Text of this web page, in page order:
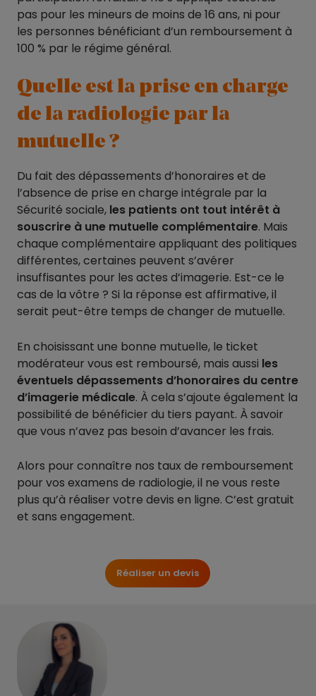
pas pour les mineurs de moins de 16 ans, ni pour
les personnes bénéficiant d’un remboursement à
100 % par le régime général.
Quelle est la prise en charge
de la radiologie par la
mutuelle ?
Du fait des dépassements d’honoraires et de
l’absence de prise en charge intégrale par la
Sécurité sociale, les patients ont tout intérêt à
souscrire à une mutuelle complémentaire. Mais
chaque complémentaire appliquant des politiques
différentes, certaines peuvent s’avérer
insuffisantes pour les actes d’imagerie. Est-ce le
cas de la vôtre ? Si la réponse est affirmative, il
serait peut-être temps de changer de mutuelle.
En choisissant une bonne mutuelle, le ticket
modérateur vous est remboursé, mais aussi les
éventuels dépassements d’honoraires du centre
d’imagerie médicale. À cela s’ajoute également la
possibilité de bénéficier du tiers payant. À savoir
que vous n’avez pas besoin d’avancer les frais.
Alors pour connaître nos taux de remboursement
pour vos examens de radiologie, il ne vous reste
plus qu’à réaliser votre devis en ligne. C’est gratuit
et sans engagement.
Réaliser un devis